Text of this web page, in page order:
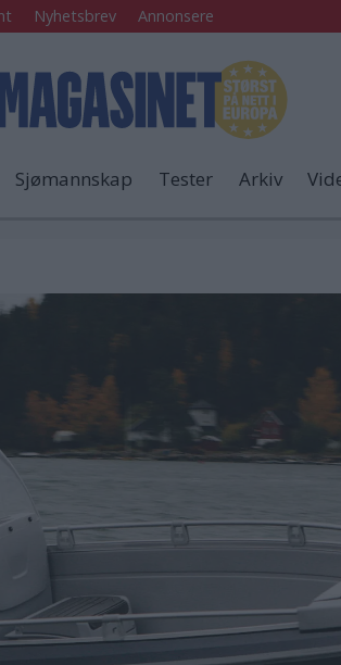
Nyhetsbrev Annonsere
Sjømannskap Tester Arkiv